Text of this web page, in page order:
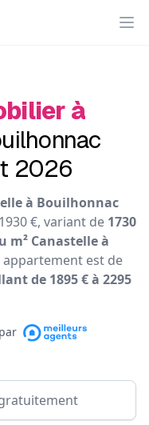
à
2026
à Bouilhonnac
€, variant de 1730
m² Canastelle à
est de
de 1895 € à 2295
par